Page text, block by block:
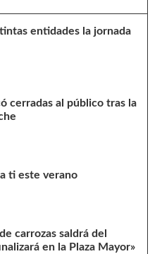
entidades la jornada
cerradas al público tras la
ti este verano
carrozas saldrá del
en la Plaza Mayor»